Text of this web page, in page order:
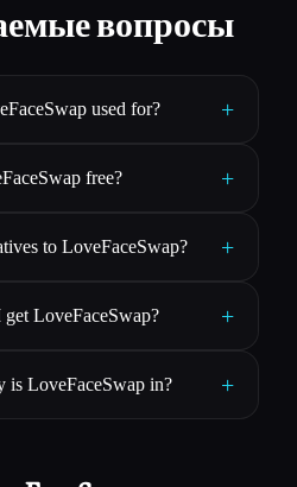
вопросы
used for? +
free? +
to LoveFaceSwap? +
get LoveFaceSwap? +
is LoveFaceSwap in? +